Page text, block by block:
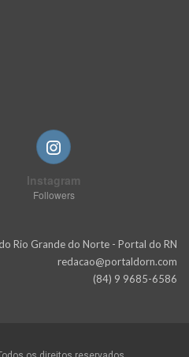
Instagram
Followers
Rio Grande do Norte - Portal do RN
redacao@portaldorn.com
(84) 9 9685-6586